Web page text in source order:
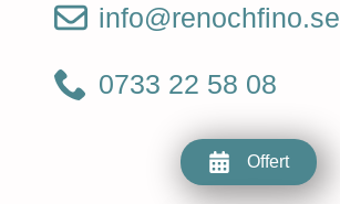
info@renochfino.se
0733 22 58 08
Offert